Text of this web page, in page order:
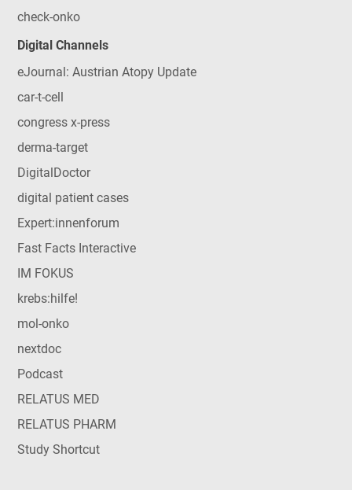
check-onko
Digital Channels
eJournal: Austrian Atopy Update
car-t-cell
congress x-press
derma-target
DigitalDoctor
digital patient cases
Expert:innenforum
Fast Facts Interactive
IM FOKUS
krebs:hilfe!
mol-onko
nextdoc
Podcast
RELATUS MED
RELATUS PHARM
Study Shortcut